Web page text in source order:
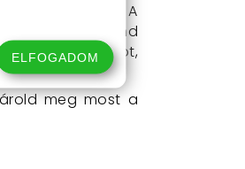
a távirányítóba. A
csak nyomd
a robotot,
meg most a
ELFOGADOM